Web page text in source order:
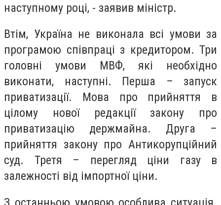
наступному році, - заявив міністр.
Втім, Україна не виконала всі умови за
програмою співпраці з кредитором. Три
головні умови МВФ, які необхідно
виконати, наступні. Перша – запуск
приватизації. Мова про прийняття в
цілому нової редакції закону про
приватизацію держмайна. Друга –
прийняття закону про Антикорупційний
суд. Третя – перегляд ціни газу в
залежності від імпортної ціни.